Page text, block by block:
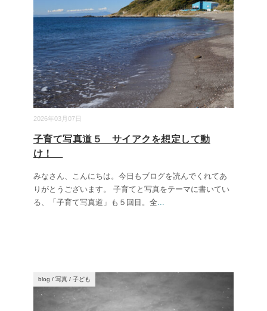
2026年03月07日
子育て写真道５ サイアクを想定して動
け！
みなさん、こんにちは。今日もブログを読んでくれてあ
りがとうございます。 子育てと写真をテーマに書いてい
る、「子育て写真道」も５回目。全...
blog / 写真 / 子ども